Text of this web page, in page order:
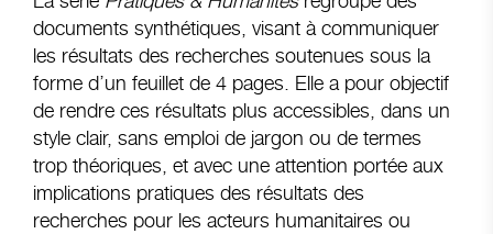
documents synthétiques, visant à communiquer
les résultats des recherches soutenues sous la
forme d’un feuillet de 4 pages. Elle a pour objectif
de rendre ces résultats plus accessibles, dans un
style clair, sans emploi de jargon ou de termes
trop théoriques, et avec une attention portée aux
implications pratiques des résultats des
recherches pour les acteurs humanitaires ou